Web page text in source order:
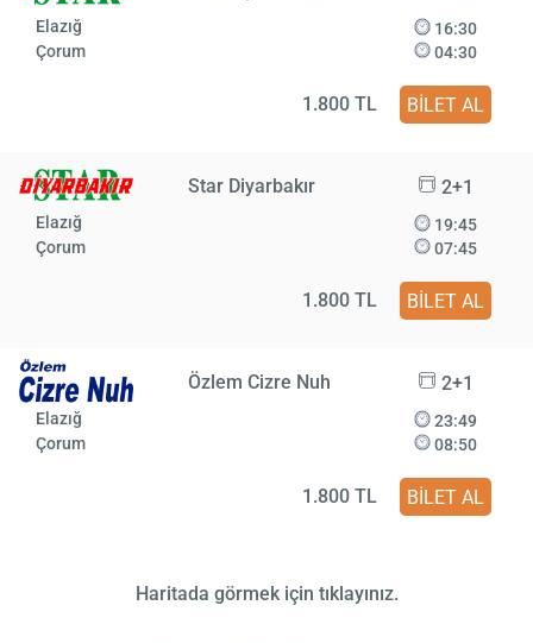
Elazığ
Çorum
16:30
04:30
1.800 TL BİLET AL
Star Diyarbakır 2+1
Elazığ
Çorum
19:45
07:45
1.800 TL BİLET AL
Özlem Cizre Nuh 2+1
Elazığ
Çorum
23:49
08:50
1.800 TL BİLET AL
Haritada görmek için tıklayınız.